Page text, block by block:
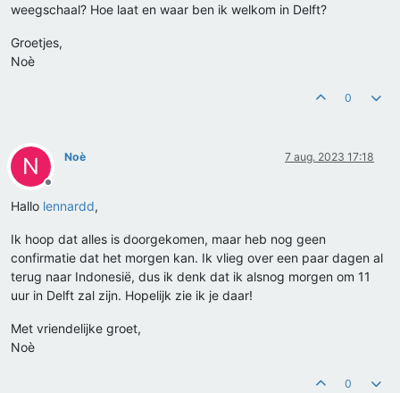
weegschaal? Hoe laat en waar ben ik welkom in Delft?
Groetjes,
Noè
0
N
Offline
Noè 7 aug. 2023 17:18
Hallo lennardd,
Ik hoop dat alles is doorgekomen, maar heb nog geen
confirmatie dat het morgen kan. Ik vlieg over een paar dagen al
terug naar Indonesië, dus ik denk dat ik alsnog morgen om 11
uur in Delft zal zijn. Hopelijk zie ik je daar!
Met vriendelijke groet,
Noè
0